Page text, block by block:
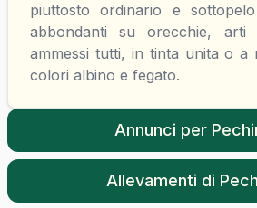
Annunci per
Allevamenti di
piuttosto ordinario e
abbondanti su orecchie, arti
ammessi tutti, in tinta unita o a
colori albino e fegato.